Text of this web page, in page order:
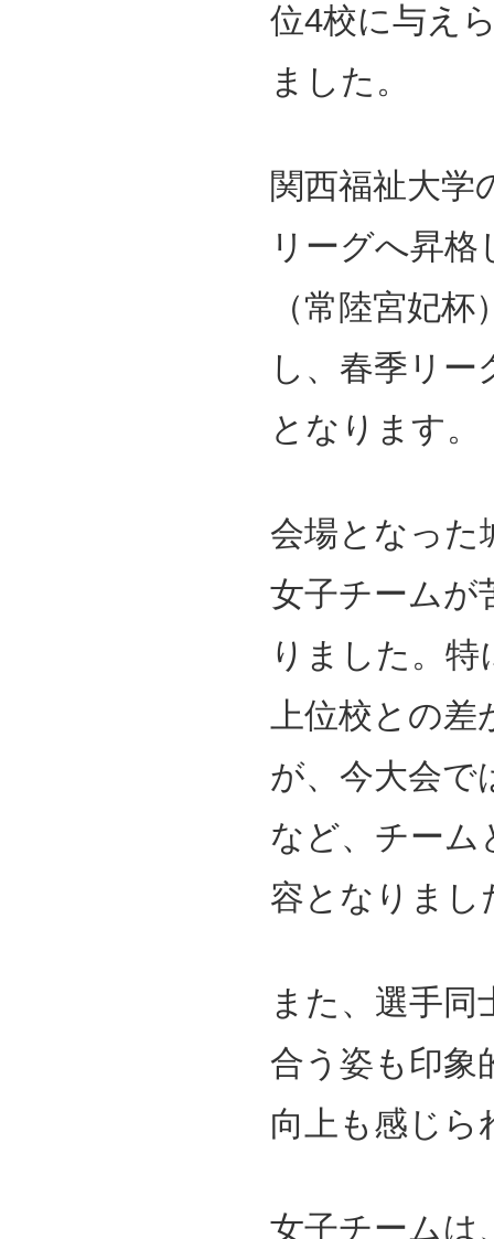
位4校に与え
ました。
関西福祉大学
リーグへ昇
（常陸宮妃
し、春季リ
となります。
会場となった
女子チームが
りました。
上位校との差
が、今大会で
など、チーム
容となりまし
また、選手
合う姿も印象
向上も感じら
女子チームは